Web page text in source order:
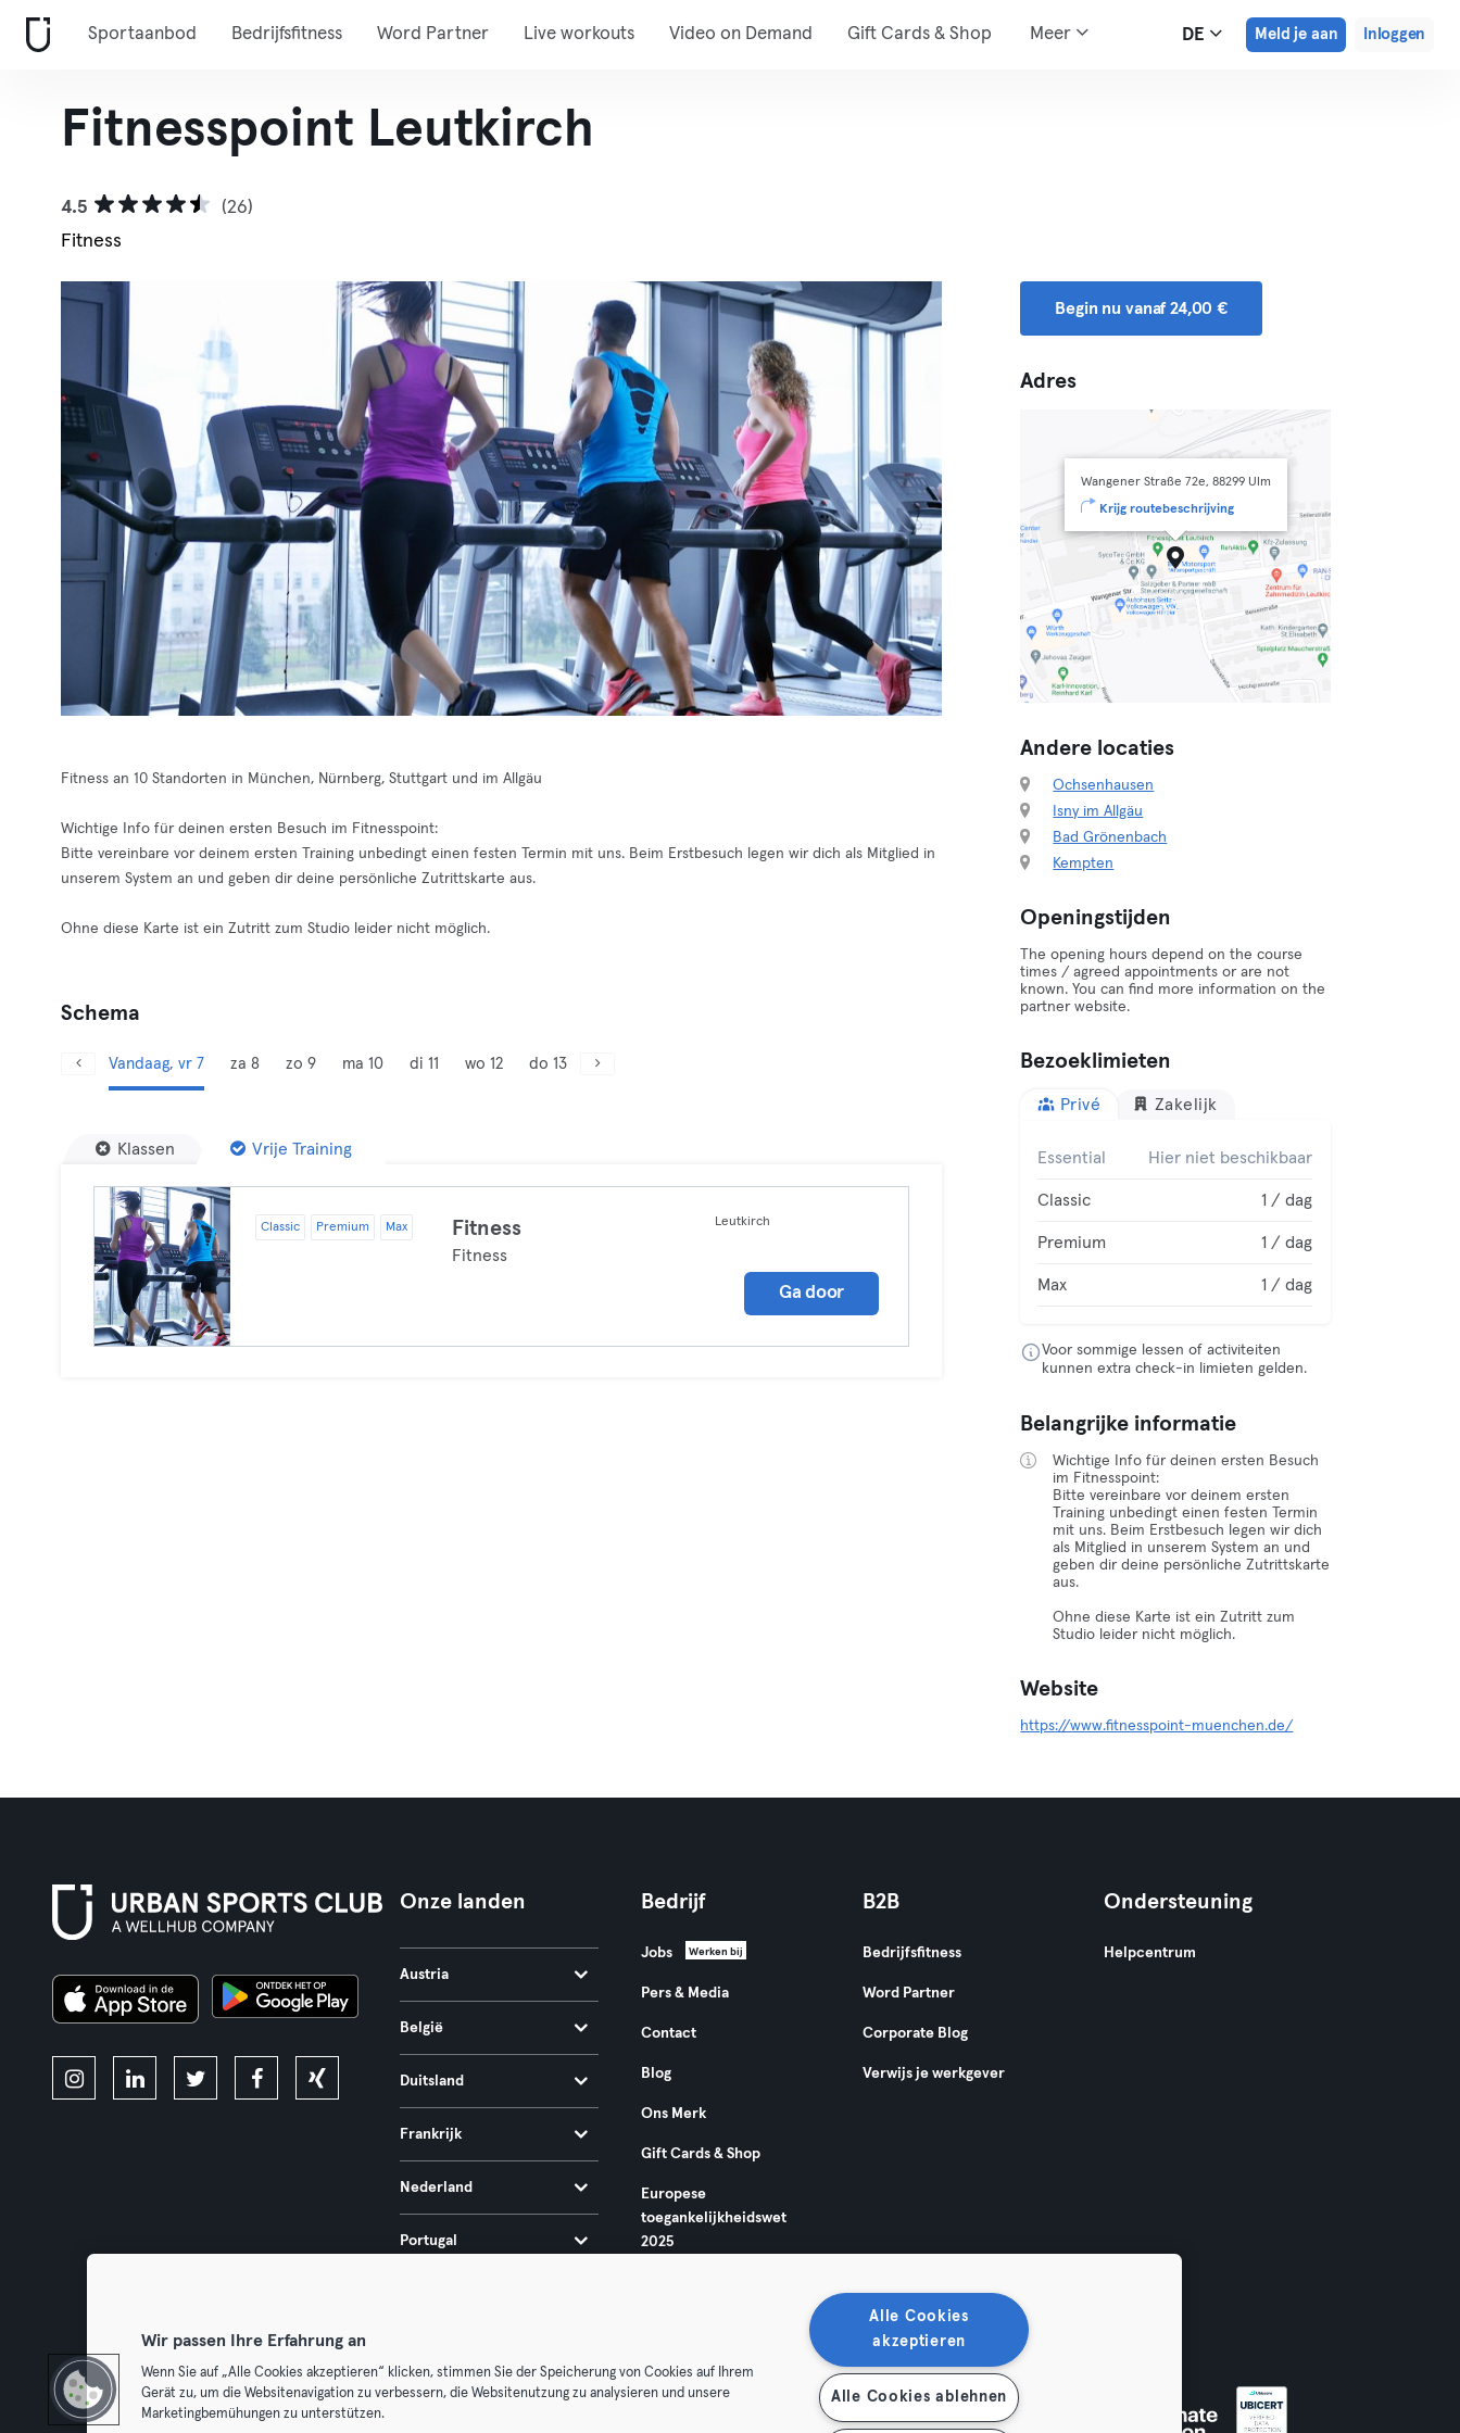
Sportaanbod Bedrijfsfitness Word Partner Live workouts Video on Demand Gift Cards & Shop Meer DE Meld je aan Inloggen
Fitnesspoint Leutkirch
4.5
(26)
Fitness
Fitness an 10 Standorten in München, Nürnberg, Stuttgart und im Allgäu
Wichtige Info für deinen ersten Besuch im Fitnesspoint:
Bitte vereinbare vor deinem ersten Training unbedingt einen festen Termin mit uns. Beim Erstbesuch legen wir dich als Mitglied in
unserem System an und geben dir deine persönliche Zutrittskarte aus.
Ohne diese Karte ist ein Zutritt zum Studio leider nicht möglich.
Schema
Vandaag, vr 7 za 8 zo 9 ma 10 di 11 wo 12 do 13
Klassen Vrije Training
Classic Premium Max Fitness
Fitness
Leutkirch
Ga door
Begin nu vanaf 24,00 €
Adres
Wangener Straße 72e, 88299 Ulm
Krijg routebeschrijving
Andere locaties
Ochsenhausen
Isny im Allgäu
Bad Grönenbach
Kempten
Openingstijden
The opening hours depend on the course
times / agreed appointments or are not
known. You can find more information on the
partner website.
Bezoeklimieten
Privé Zakelijk
Essential Hier niet beschikbaar
Classic 1 / dag
Premium 1 / dag
Max 1 / dag
Voor sommige lessen of activiteiten
kunnen extra check-in limieten gelden.
Belangrijke informatie
Wichtige Info für deinen ersten Besuch
im Fitnesspoint:
Bitte vereinbare vor deinem ersten
Training unbedingt einen festen Termin
mit uns. Beim Erstbesuch legen wir dich
als Mitglied in unserem System an und
geben dir deine persönliche Zutrittskarte
aus.
Ohne diese Karte ist ein Zutritt zum
Studio leider nicht möglich.
Website
https://www.fitnesspoint-muenchen.de/
Onze landen
Austria
België
Duitsland
Frankrijk
Nederland
Portugal
Bedrijf
Jobs Werken bij
Pers & Media
Contact
Blog
Ons Merk
Gift Cards & Shop
Europese
toegankelijkheidswet
2025
B2B
Bedrijfsfitness
Word Partner
Corporate Blog
Verwijs je werkgever
Ondersteuning
Helpcentrum
Wir passen Ihre Erfahrung an
Wenn Sie auf „Alle Cookies akzeptieren“ klicken, stimmen Sie der Speicherung von Cookies auf Ihrem
Gerät zu, um die Websitenavigation zu verbessern, die Websitenutzung zu analysieren und unsere
Marketingbemühungen zu unterstützen.
Alle Cookies
akzeptieren
Alle Cookies ablehnen